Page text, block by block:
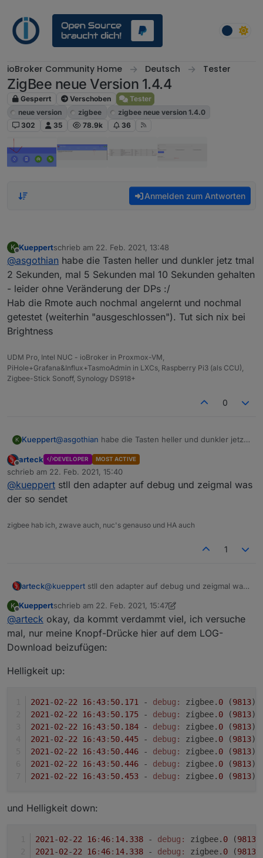
ioBroker Community Home Deutsch Tester
ZigBee neue Version 1.4.4
Gesperrt Verschoben
Tester
neue version
zigbee
zigbee neue version 1.4.0
302
35 78.9k 36
Anmelden zum Antworten
K
Offline
Kueppertschrieb am 22. Feb. 2021, 13:48
zuletzt editiert von
@asgothian habe die Tasten heller und dunkler jetz tmal
2 Sekunden, mal 5 Sekunden mal 10 Sekunden gehalten
- leider ohne Veränderung der DPs :/
Hab die Rmote auch nochmal angelernt und nochmal
getestet (weiterhin "ausgeschlossen"). Tut sich nix bei
Brightness
UDM Pro, Intel NUC - ioBroker in Proxmox-VM,
PiHole+Grafana&Influx+TasmoAdmin in LXCs, Raspberry Pi3 (als CCU),
Zigbee-Stick Sonoff, Synology DS918+
0
K Kueppert@asgothian habe die Tasten heller und dunkler jetz
gehalten - leider ohne Veränderung der DPs :/
Hab die Rmote auch nochmal angelernt und nochmal
getestet (weiterhin "ausgeschlossen"). Tut sich nix
bei Brightness
Offline
arteck DEVELOPER MOST ACTIVE
schrieb am 22. Feb. 2021, 15:40
zuletzt editiert von
@kueppert stll den adapter auf debug und zeigmal was
der so sendet
zigbee hab ich, zwave auch, nuc's genauso und HA auch
1
arteck@kueppert stll den adapter auf debug und zeigmal was
K
Offline
Kueppertschrieb am 22. Feb. 2021, 15:47
zuletzt editiert von Kueppert
@arteck okay, da kommt verdammt viel, ich versuche
mal, nur meine Knopf-Drücke hier auf dem LOG-
Download beizufügen:
Helligkeit up:
2021 -02-22 16:43: 50.171 - debug: zigbee. 0 (9813)
2021 -02-22 16:43: 50.175 - debug: zigbee. 0 (9813)
2021 -02-22 16:43: 50.184 - debug: zigbee. 0 (9813)
2021 -02-22 16:43: 50.445 - debug: zigbee. 0 (9813)
2021 -02-22 16:43: 50.446 - debug: zigbee. 0 (9813)
2021 -02-22 16:43: 50.446 - debug: zigbee. 0 (9813)
2021 -02-22 16:43: 50.453 - debug: zigbee. 0 (9813)
und Helligkeit down:
2021 -02-22 16:46: 14.338 - debug: zigbee. 0 (9813
2021 -02-22 16:46: 14.338 - debug: zigbee. 0 (9813